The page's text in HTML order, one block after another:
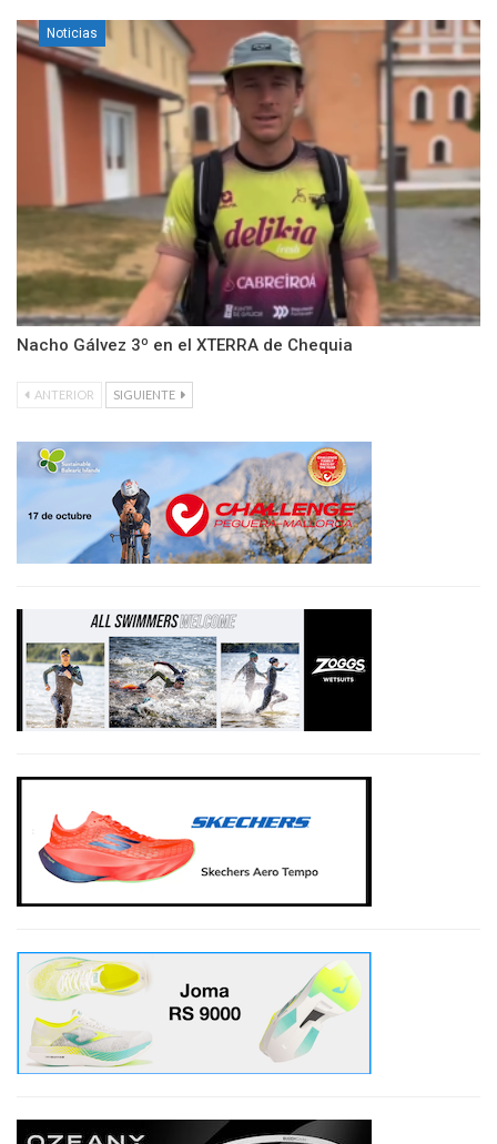
Noticias
Nacho Gálvez 3º en el XTERRA de Chequia
ANTERIOR SIGUIENTE